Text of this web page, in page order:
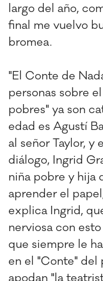
largo del año,
final me vuelvo
bromea.
"El Conte de
personas sobre
pobres" ya son
edad es Agustí
al señor Taylor, y
diálogo, Ingrid
niña pobre y hija
aprender el
explica Ingrid,
nerviosa con
que siempre le
en el "Conte" del